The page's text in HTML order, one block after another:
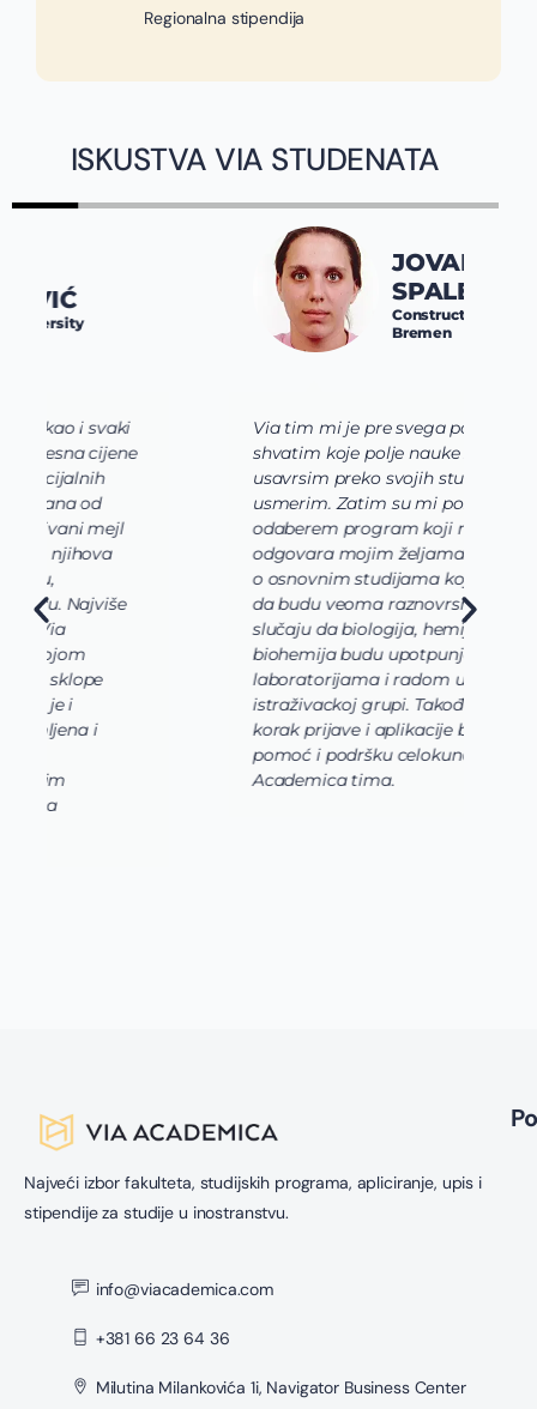
Regionalna stipendija
ISKUSTVA VIA STUDENATA
Via tim mi je pre svega pomogao da
shvatim koje polje nauke želim da
usavrsim preko svojih studija i da se
usmerim. Zatim su mi pomogli da
odaberem program koji najviše
odgovara mojim željama i zamislima
o osnovnim studijama koje bi trebalo
da budu veoma raznovrsne, u mom
slučaju da biologija, hemija i
biohemija budu upotpunjene
laboratorijama i radom u
istraživackoj grupi. Takođe, svaki
korak prijave i aplikacije bio je uz
pomoć i podršku celokunog Via
JOVANA
SPALEVIĆ
Constructor University
Bremen
Najveći izbor fakulteta, studijskih programa, apliciranje, upis i
stipendije za studije u inostranstvu.
info@viacademica.com
+381 66 23 64 36
Milutina Milankovića 1i, Navigator Business Center